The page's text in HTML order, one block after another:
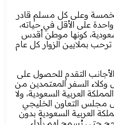
وعلى كل مسلم قادر
على الأقل في حياته،
كونها موطن أقدس
ترحب بملايين الزوار كل عام
التقدم للحصول على
وكلاء السفر المعتمدين من
العربية السعودية، ولا
مجلس التعاون الخليجي
العربية السعودية بدون
حتى يُسمح لهم بأداء